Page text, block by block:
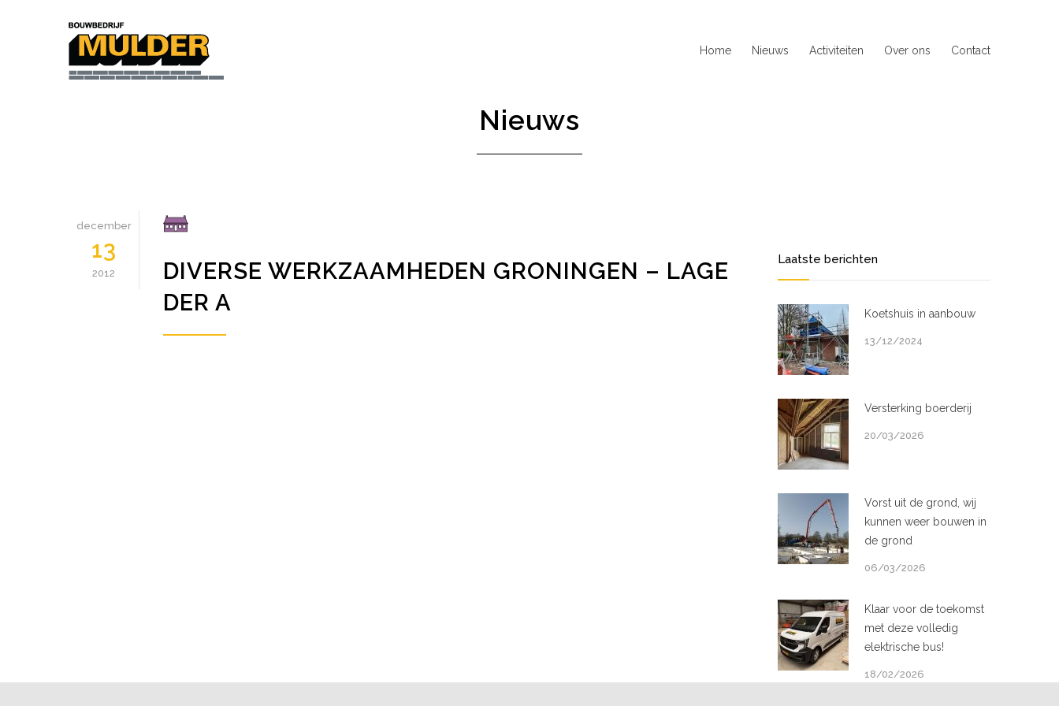
Home Nieuws Activiteiten Over ons Contact
Nieuws
december
13
2012
DIVERSE WERKZAAMHEDEN GRONINGEN – LAGE
DER A
Laatste berichten
Koetshuis in aanbouw
13/12/2024
Versterking boerderij
20/03/2026
Vorst uit de grond, wij
kunnen weer bouwen in
de grond
06/03/2026
Klaar voor de toekomst
met deze volledig
elektrische bus!
18/02/2026